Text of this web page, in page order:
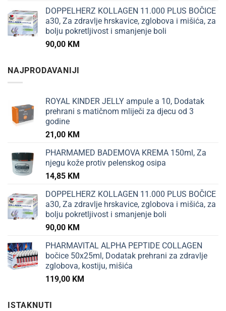
DOPPELHERZ KOLLAGEN 11.000 PLUS BOČICE
a30, Za zdravlje hrskavice, zglobova i mišića, za
bolju pokretljivost i smanjenje boli
90,00 KM
NAJPRODAVANIJI
ROYAL KINDER JELLY ampule a 10, Dodatak
prehrani s matičnom mliječi za djecu od 3
godine
21,00 KM
PHARMAMED BADEMOVA KREMA 150ml, Za
njegu kože protiv pelenskog osipa
14,85 KM
DOPPELHERZ KOLLAGEN 11.000 PLUS BOČICE
a30, Za zdravlje hrskavice, zglobova i mišića, za
bolju pokretljivost i smanjenje boli
90,00 KM
PHARMAVITAL ALPHA PEPTIDE COLLAGEN
bočice 50x25ml, Dodatak prehrani za zdravlje
zglobova, kostiju, mišića
119,00 KM
ISTAKNUTI